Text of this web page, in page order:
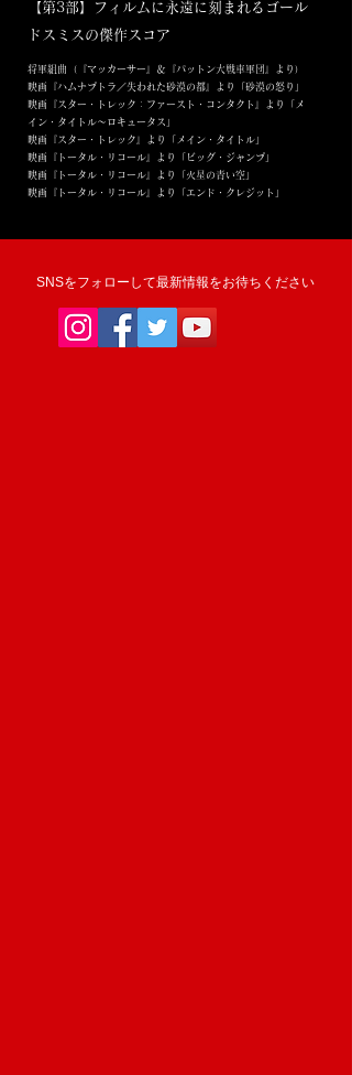
【第3部】フィルムに永遠に刻まれるゴール
ドスミスの傑作スコア
将軍組曲（『マッカーサー』＆『パットン大戦車軍団』より）
映画『ハムナプトラ／失われた砂漠の都』より「砂漠の怒り」
映画『スター・トレック：ファースト・コンタクト』より「メ
イン・タイトル～ロキュータス」
映画『スター・トレック』より「メイン・タイトル」
映画『トータル・リコール』より「ビッグ・ジャンプ」
映画『トータル・リコール』より「火星の青い空」
映画『トータル・リコール』より「エンド・クレジット」
SNSをフォローして最新情報をお待ちください